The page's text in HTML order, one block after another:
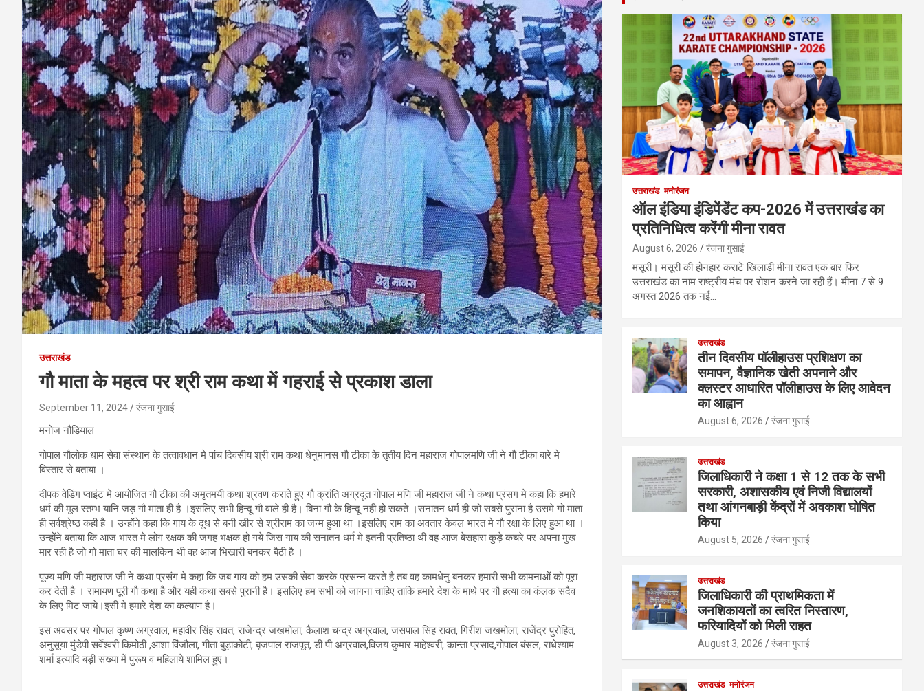
उत्तराखंड
गौ माता के महत्व पर श्री राम कथा में गहराई से प्रकाश डाला
September 11, 2024 रंजना गुसाई
मनोज नौडियाल
गोपाल गौलोक धाम सेवा संस्थान के तत्वावधान मे पांच दिवसीय श्री राम कथा धेनुमानस गौ टीका के तृतीय दिन महाराज गोपालमणि जी ने गौ टीका बारे मे
विस्तार से बताया ।
दीपक वेडिंग प्वाइंट मे आयोजित गौ टीका की अमृतमयी कथा श्रवण कराते हुए गौ क्रांति अग्रदूत गोपाल मणि जी महाराज जी ने कथा प्रंसग मे कहा कि हमारे
धर्म की मूल स्तम्भ यानि जड़ गौ माता ही है ।इसलिए सभी हिन्दू गौ वाले ही है। बिना गौ के हिन्दू नही हो सकते ।सनातन धर्म ही जो सबसे पुराना है उसमे गो माता
ही सर्वश्रेष्ठ कही है । उन्होंने कहा कि गाय के दूध से बनी खीर से श्रीराम का जन्म हुआ था ।इसलिए राम का अवतार केवल भारत मे गौ रक्षा के लिए हुआ था ।
उन्होंने बताया कि आज भारत मे लोग रक्षक की जगह भक्षक हो गये जिस गाय की सनातन धर्म मे इतनी प्रतिष्ठा थी वह आज बेसहारा कुड़े कचरे पर अपना मुख
मार रही है जो गो माता घर की मालकिन थी वह आज भिखारी बनकर बैठी है ।
पूज्य मणि जी महाराज जी ने कथा प्रसंग मे कहा कि जब गाय को हम उसकी सेवा करके प्रसन्न करते है तब वह कामधेनु बनकर हमारी सभी कामनाओं को पूरा
कर देती है । रामायण पूरी गौ कथा है और यही कथा सबसे पुरानी है। इसलिए हम सभी को जागना चाहिए ताकि हमारे देश के माथे पर गौ हत्या का कंलक सदैव
के लिए मिट जाये।इसी मे हमारे देश का कल्याण है।
इस अवसर पर गोपाल कृष्ण अग्रवाल, महावीर सिंह रावत, राजेन्द्र जखमोला, कैलाश चन्द्र अग्रवाल, जसपाल सिंह रावत, गिरीश जखमोला, राजेंद्र पुरोहित,
अनुसूया मुंडेपी सर्वेश्वरी किमोठी ,आशा विंजौला, गीता बुड़ाकोटी, बृजपाल राजपूत, डी पी अग्रवाल,विजय कुमार माहेश्वरी, कान्ता प्रसाद,गोपाल बंसल, राधेश्याम
शर्मा इत्यादि बड़ी संख्या में पुरूष व महिलाये शामिल हुए।
उत्तराखंड मनोरंजन
ऑल इंडिया इंडिपेंडेंट कप-2026 में उत्तराखंड का
प्रतिनिधित्व करेंगी मीना रावत
August 6, 2026 रंजना गुसाई
मसूरी। मसूरी की होनहार कराटे खिलाड़ी मीना रावत एक बार फिर
उत्तराखंड का नाम राष्ट्रीय मंच पर रोशन करने जा रही हैं। मीना 7 से 9
अगस्त 2026 तक नई…
उत्तराखंड
तीन दिवसीय पॉलीहाउस प्रशिक्षण का
समापन, वैज्ञानिक खेती अपनाने और
क्लस्टर आधारित पॉलीहाउस के लिए आवेदन
का आह्वान
August 6, 2026 रंजना गुसाई
उत्तराखंड
जिलाधिकारी ने कक्षा 1 से 12 तक के सभी
सरकारी, अशासकीय एवं निजी विद्यालयों
तथा आंगनबाड़ी केंद्रों में अवकाश घोषित
किया
August 5, 2026 रंजना गुसाई
उत्तराखंड
जिलाधिकारी की प्राथमिकता में
जनशिकायतों का त्वरित निस्तारण,
फरियादियों को मिली राहत
August 3, 2026 रंजना गुसाई
उत्तराखंड मनोरंजन